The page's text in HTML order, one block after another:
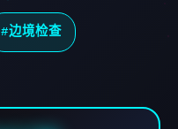
#边境检查